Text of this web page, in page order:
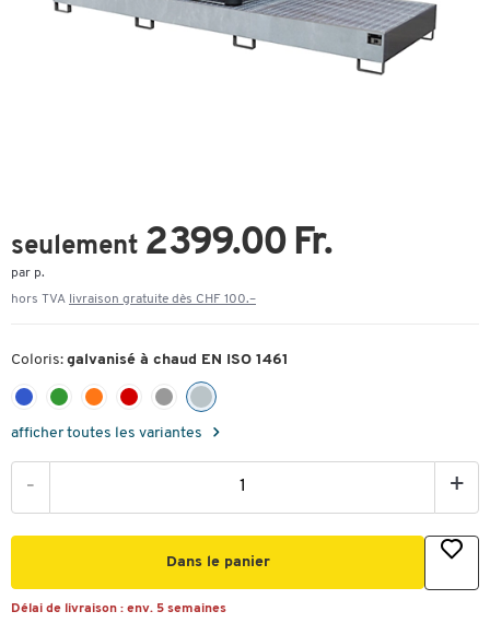
seulement 2 399.00 Fr.
par p.
hors TVA livraison gratuite dès CHF 100.–
Coloris: galvanisé à chaud EN ISO 1461
afficher toutes les variantes
- +
Dans le panier
Délai de livraison : env. 5 semaines